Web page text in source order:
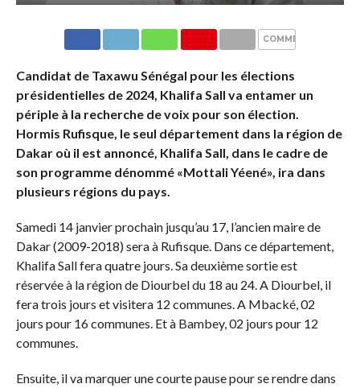
COMMENTAIRES
Candidat de Taxawu Sénégal pour les élections
présidentielles de 2024, Khalifa Sall va entamer un
périple à la recherche de voix pour son élection.
Hormis Rufisque, le seul département dans la région de
Dakar où il est annoncé, Khalifa Sall, dans le cadre de
son programme dénommé «Mottali Yéené», ira dans
plusieurs régions du pays.
Samedi 14 janvier prochain jusqu’au 17, l’ancien maire de
Dakar (2009-2018) sera à Rufisque. Dans ce département,
Khalifa Sall fera quatre jours. Sa deuxième sortie est
réservée à la région de Diourbel du 18 au 24. A Diourbel, il
fera trois jours et visitera 12 communes. A Mbacké, 02
jours pour 16 communes. Et à Bambey, 02 jours pour 12
communes.
Ensuite, il va marquer une courte pause pour se rendre dans